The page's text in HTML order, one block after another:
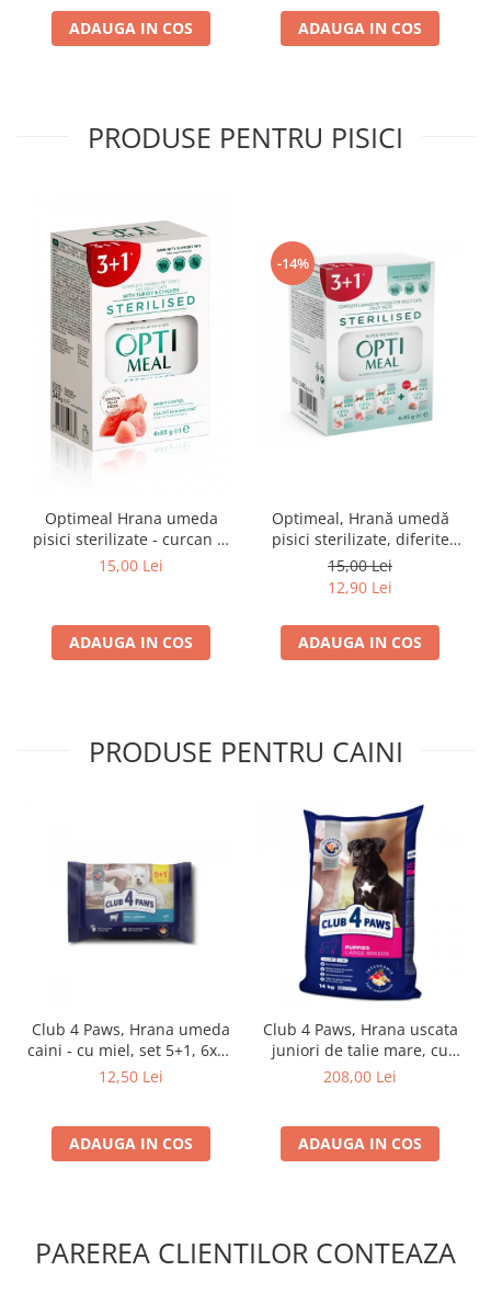
ADAUGA IN COS ADAUGA IN COS
PRODUSE PENTRU PISICI
Optimeal Hrana umeda
pisici sterilizate - curcan si
pui in sos, set 3+1,
15,00 Lei
ADAUGA IN COS
-14%
Optimeal, Hrană umedă
pisici sterilizate, diferite
arome, (3+1), 0.34kg
15,00 Lei
12,90 Lei
ADAUGA IN COS
PRODUSE PENTRU CAINI
Club 4 Paws, Hrana umeda
caini - cu miel, set 5+1, 6x80
g
12,50 Lei
ADAUGA IN COS
Club 4 Paws, Hrana uscata
juniori de talie mare, cu
pui, 14kg
208,00 Lei
ADAUGA IN COS
PAREREA CLIENTILOR CONTEAZA